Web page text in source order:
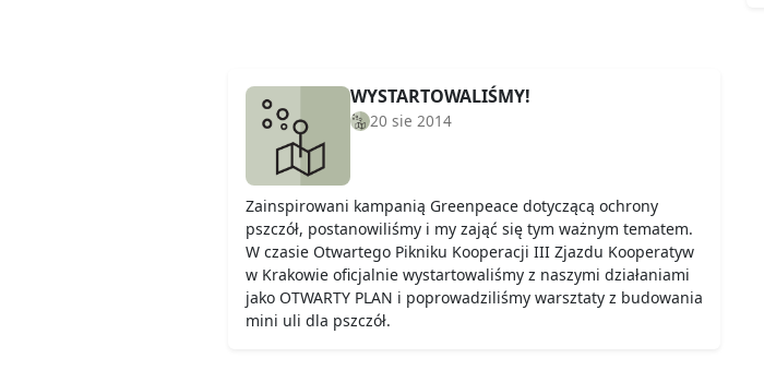
WYSTARTOWALIŚMY!
20 sie 2014
Zainspirowani kampanią Greenpeace dotyczącą ochrony
pszczół, postanowiliśmy i my zająć się tym ważnym tematem.
W czasie Otwartego Pikniku Kooperacji III Zjazdu Kooperatyw
w Krakowie oficjalnie wystartowaliśmy z naszymi działaniami
jako OTWARTY PLAN i poprowadziliśmy warsztaty z budowania
mini uli dla pszczół.